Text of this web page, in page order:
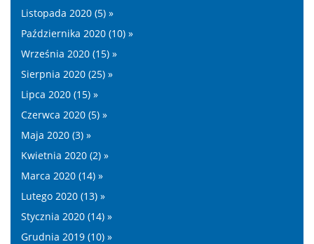
Listopada 2020 (5) »
Października 2020 (10) »
Września 2020 (15) »
Sierpnia 2020 (25) »
Lipca 2020 (15) »
Czerwca 2020 (5) »
Maja 2020 (3) »
Kwietnia 2020 (2) »
Marca 2020 (14) »
Lutego 2020 (13) »
Stycznia 2020 (14) »
Grudnia 2019 (10) »